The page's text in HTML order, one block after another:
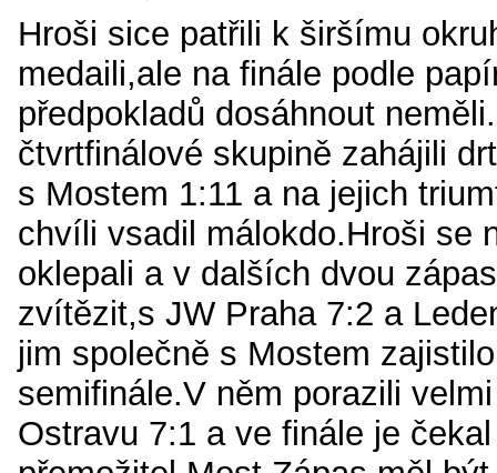
Hroši sice patřili k širšímu
medaili,ale na finále podle
předpokladů dosáhnout
čtvrtfinálové skupině zahájili
s Mostem 1:11 a na jejich
chvíli vsadil málokdo.Hroši se
oklepali a v dalších dvou
zvítězit,s JW Praha 7:2 a
jim společně s Mostem
semifinále.V něm porazili
Ostravu 7:1 a ve finále je